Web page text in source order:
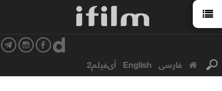
فارسی English آی‌فیلم2